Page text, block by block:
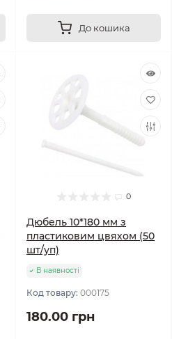
До кошика
0
Дюбель 10*180 мм з
пластиковим цвяхом (50
шт/уп)
В наявності
Код товару: 000175
180.00 грн